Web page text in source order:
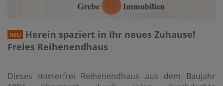
NEU
Herein spaziert in Ihr neues Zuhause!
Freies Reihenendhaus
Dieses mieterfrei Reihenendhaus aus dem Baujahr